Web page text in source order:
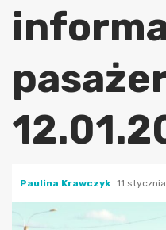
Paulina Krawczyk 11